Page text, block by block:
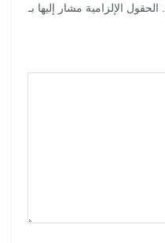
الحقول الإلزامية مشار إليها بـ